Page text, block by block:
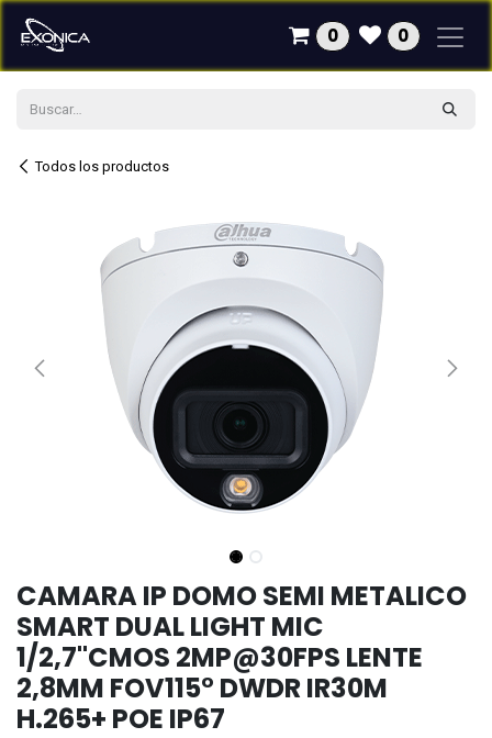
Ir al contenido
0 0
Todos los productos
CAMARA IP DOMO SEMI METALICO
SMART DUAL LIGHT MIC
1/2,7"CMOS 2MP@30FPS LENTE
2,8MM FOV115° DWDR IR30M
H.265+ POE IP67